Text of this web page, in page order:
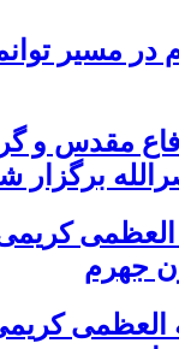
در مسیر
مقدس و
برگزار
العظمی
جهرم
العظمی